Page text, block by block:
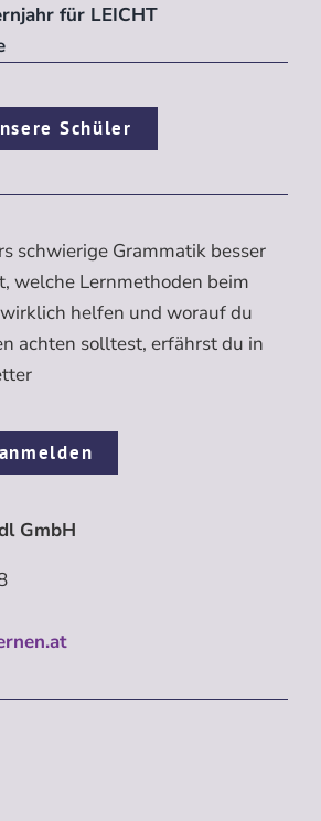
für LEICHT
Schüler
schwierige Grammatik besser
welche Lernmethoden beim
helfen und worauf du
achten solltest, erfährst du in
GmbH